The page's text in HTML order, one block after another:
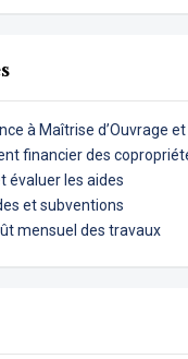
à Maîtrise d’Ouvrage et
financier des
évaluer les aides
et subventions
mensuel des travaux